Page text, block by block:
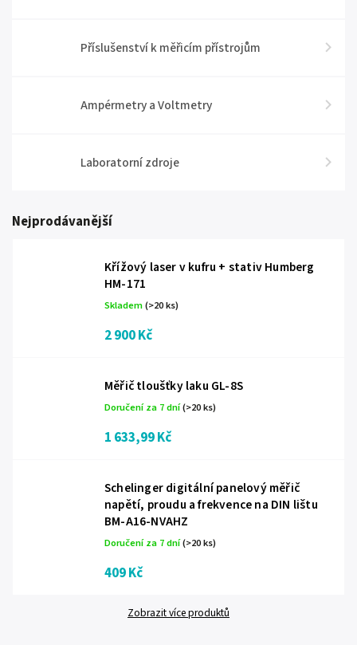
Příslušenství k měřicím přístrojům
Ampérmetry a Voltmetry
Laboratorní zdroje
Nejprodávanější
Křížový laser v kufru + stativ Humberg
HM-171
Skladem(>20 ks)
2 900 Kč
Měřič tloušťky laku GL-8S
Doručení za 7 dní(>20 ks)
1 633,99 Kč
Schelinger digitální panelový měřič
napětí, proudu a frekvence na DIN lištu
BM-A16-NVAHZ
Doručení za 7 dní(>20 ks)
409 Kč
Zobrazit více produktů